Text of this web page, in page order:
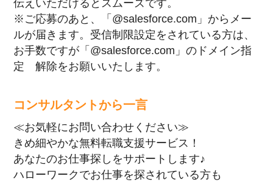
伝えいただけるとスムーズです。
※ご応募のあと、「@salesforce.com」からメー
ルが届きます。受信制限設定をされている方は、
お手数ですが「@salesforce.com」のドメイン指
定 解除をお願いいたします。
コンサルタントから一言
≪お気軽にお問い合わせください≫
きめ細やかな無料転職支援サービス！
あなたのお仕事探しをサポートします♪
ハローワークでお仕事を探されている方も